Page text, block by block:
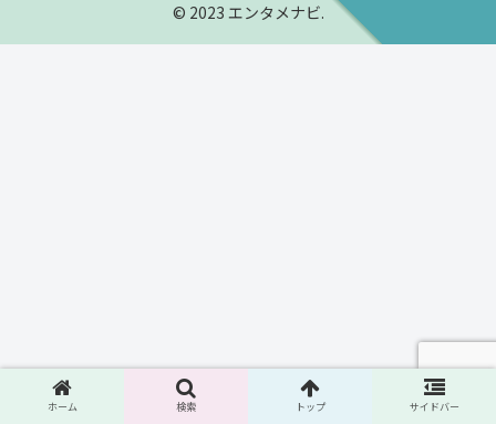
© 2023 エンタメナビ.
ホーム 検索 トップ サイドバー